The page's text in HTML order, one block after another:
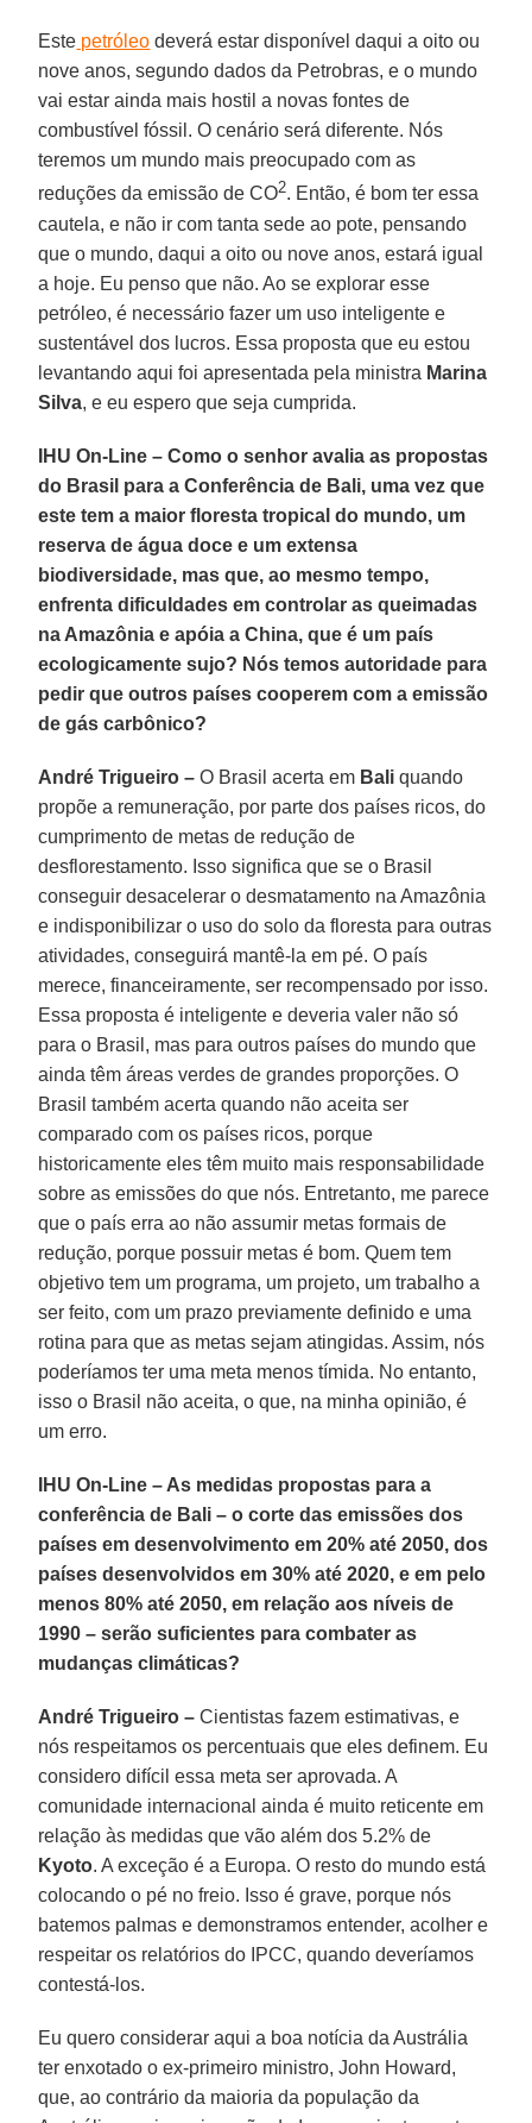
Este petróleo deverá estar disponível daqui a oito ou
nove anos, segundo dados da Petrobras, e o mundo
vai estar ainda mais hostil a novas fontes de
combustível fóssil. O cenário será diferente. Nós
teremos um mundo mais preocupado com as
reduções da emissão de CO2. Então, é bom ter essa
cautela, e não ir com tanta sede ao pote, pensando
que o mundo, daqui a oito ou nove anos, estará igual
a hoje. Eu penso que não. Ao se explorar esse
petróleo, é necessário fazer um uso inteligente e
sustentável dos lucros. Essa proposta que eu estou
levantando aqui foi apresentada pela ministra Marina
Silva, e eu espero que seja cumprida.
IHU On-Line – Como o senhor avalia as propostas
do Brasil para a Conferência de Bali, uma vez que
este tem a maior floresta tropical do mundo, um
reserva de água doce e um extensa
biodiversidade, mas que, ao mesmo tempo,
enfrenta dificuldades em controlar as queimadas
na Amazônia e apóia a China, que é um país
ecologicamente sujo? Nós temos autoridade para
pedir que outros países cooperem com a emissão
de gás carbônico?
André Trigueiro – O Brasil acerta em Bali quando
propõe a remuneração, por parte dos países ricos, do
cumprimento de metas de redução de
desflorestamento. Isso significa que se o Brasil
conseguir desacelerar o desmatamento na Amazônia
e indisponibilizar o uso do solo da floresta para outras
atividades, conseguirá mantê-la em pé. O país
merece, financeiramente, ser recompensado por isso.
Essa proposta é inteligente e deveria valer não só
para o Brasil, mas para outros países do mundo que
ainda têm áreas verdes de grandes proporções. O
Brasil também acerta quando não aceita ser
comparado com os países ricos, porque
historicamente eles têm muito mais responsabilidade
sobre as emissões do que nós. Entretanto, me parece
que o país erra ao não assumir metas formais de
redução, porque possuir metas é bom. Quem tem
objetivo tem um programa, um projeto, um trabalho a
ser feito, com um prazo previamente definido e uma
rotina para que as metas sejam atingidas. Assim, nós
poderíamos ter uma meta menos tímida. No entanto,
isso o Brasil não aceita, o que, na minha opinião, é
um erro.
IHU On-Line – As medidas propostas para a
conferência de Bali – o corte das emissões dos
países em desenvolvimento em 20% até 2050, dos
países desenvolvidos em 30% até 2020, e em pelo
menos 80% até 2050, em relação aos níveis de
1990 – serão suficientes para combater as
mudanças climáticas?
André Trigueiro – Cientistas fazem estimativas, e
nós respeitamos os percentuais que eles definem. Eu
considero difícil essa meta ser aprovada. A
comunidade internacional ainda é muito reticente em
relação às medidas que vão além dos 5.2% de
Kyoto. A exceção é a Europa. O resto do mundo está
colocando o pé no freio. Isso é grave, porque nós
batemos palmas e demonstramos entender, acolher e
respeitar os relatórios do IPCC, quando deveríamos
contestá-los.
Eu quero considerar aqui a boa notícia da Austrália
ter enxotado o ex-primeiro ministro, John Howard,
que, ao contrário da maioria da população da